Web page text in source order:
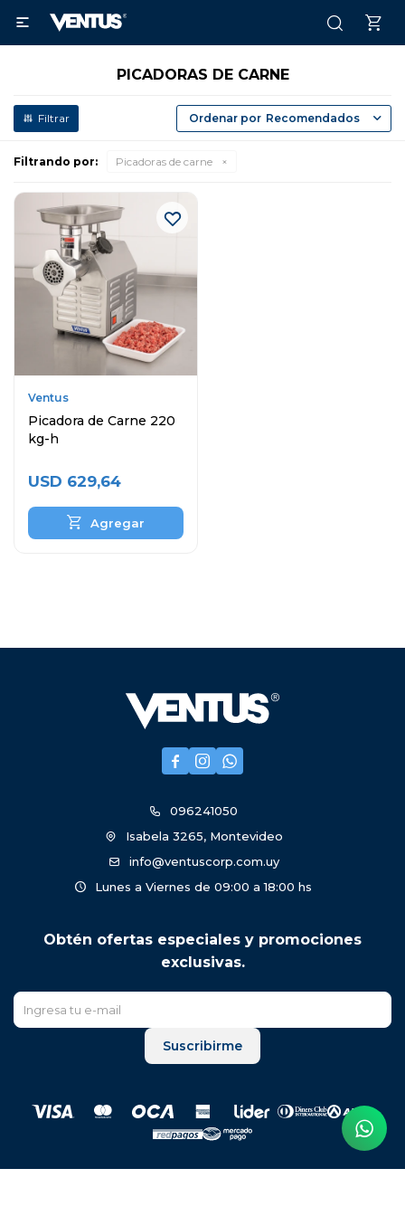

PICADORAS DE CARNE
Recomendados
Filtrando por: Picadoras de carne
Ventus
Picadora de Carne 220
kg-h
USD 629,64
  
096241050
Isabela 3265, Montevideo
info@ventuscorp.com.uy
Lunes a Viernes de 09:00 a 18:00 hs
Obtén ofertas especiales y promociones
exclusivas.
Suscribirme